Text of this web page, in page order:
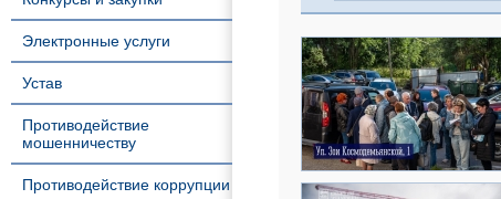
Электронные услуги
Устав
Противодействие
мошенничеству
Противодействие коррупции